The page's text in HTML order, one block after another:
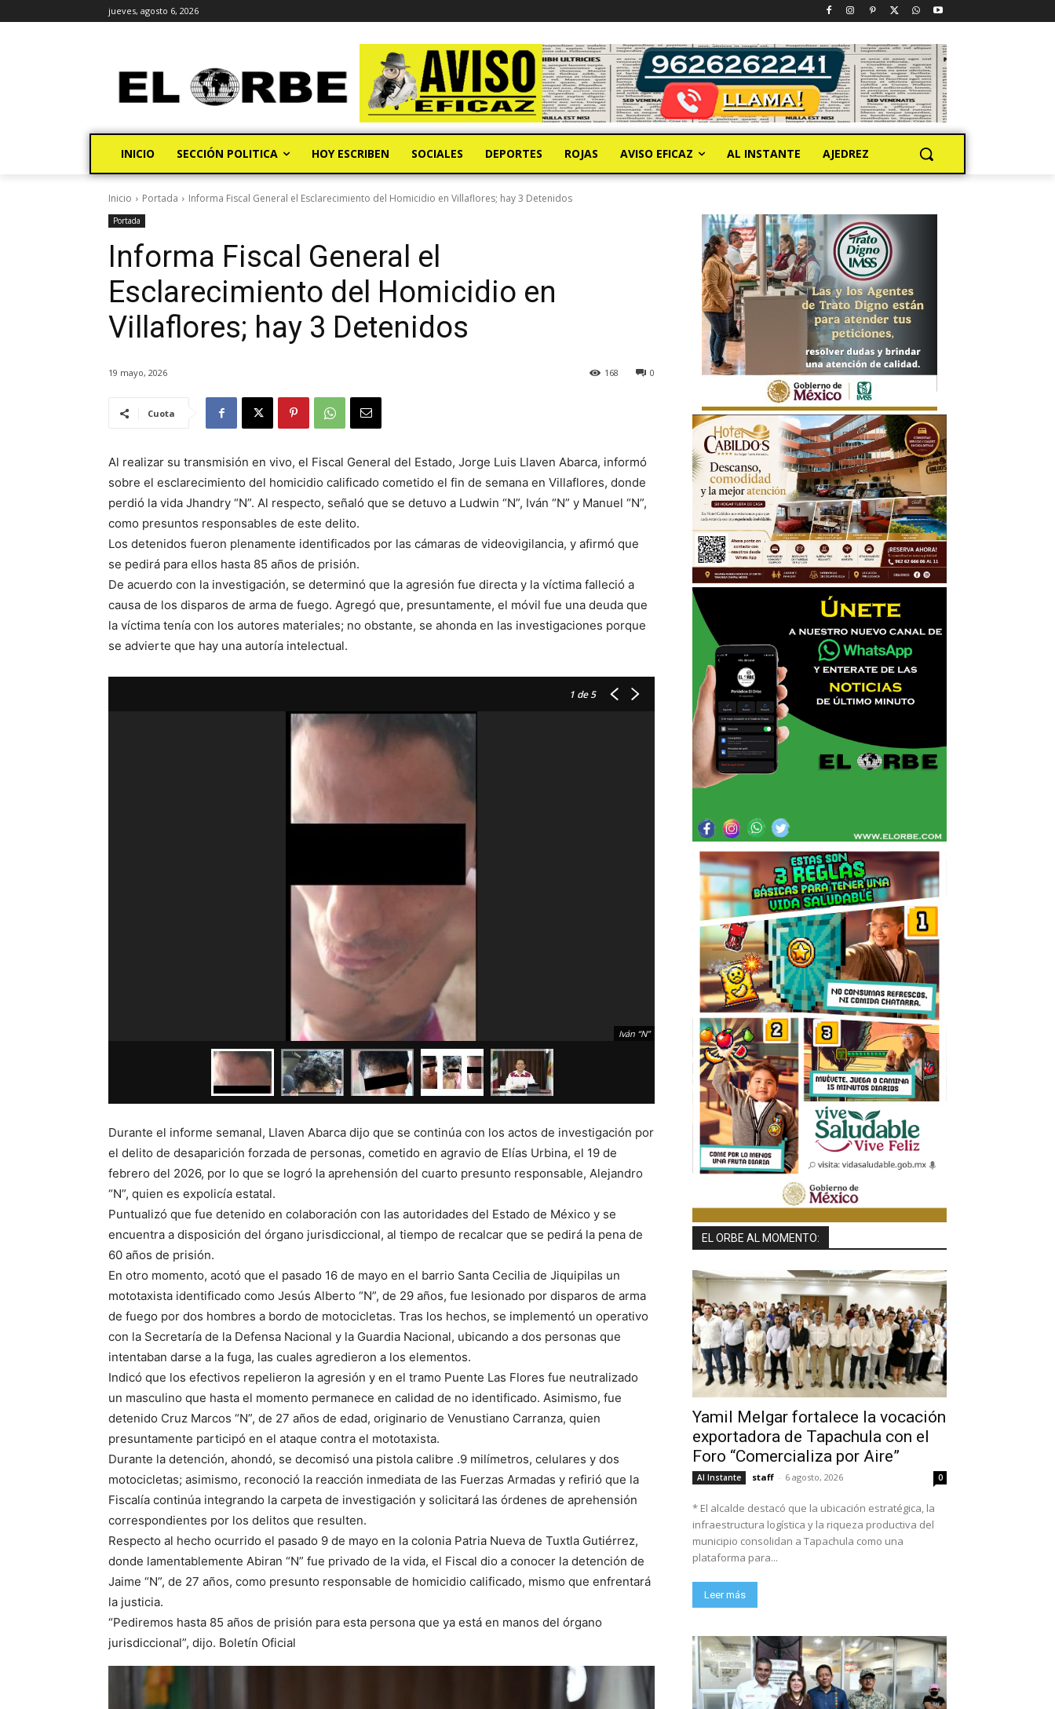
jueves, agosto 6, 2026
INICIO SECCIÓN POLITICA HOY ESCRIBEN SOCIALES DEPORTES ROJAS AVISO EFICAZ AL INSTANTE AJEDREZ
Inicio Portada Informa Fiscal General el Esclarecimiento del Homicidio en Villaflores; hay 3 Detenidos
Portada
Informa Fiscal General el
Esclarecimiento del Homicidio en
Villaflores; hay 3 Detenidos
19 mayo, 2026 0
168
Cuota
Al realizar su transmisión en vivo, el Fiscal General del Estado, Jorge Luis Llaven Abarca, informó
sobre el esclarecimiento del homicidio calificado cometido el fin de semana en Villaflores, donde
perdió la vida Jhandry “N”. Al respecto, señaló que se detuvo a Ludwin “N”, Iván “N” y Manuel “N”,
como presuntos responsables de este delito.
Los detenidos fueron plenamente identificados por las cámaras de videovigilancia, y afirmó que
se pedirá para ellos hasta 85 años de prisión.
De acuerdo con la investigación, se determinó que la agresión fue directa y la víctima falleció a
causa de los disparos de arma de fuego. Agregó que, presuntamente, el móvil fue una deuda que
la víctima tenía con los autores materiales; no obstante, se ahonda en las investigaciones porque
se advierte que hay una autoría intelectual.
1 de 5
Iván “N”
Durante el informe semanal, Llaven Abarca dijo que se continúa con los actos de investigación por
el delito de desaparición forzada de personas, cometido en agravio de Elías Urbina, el 19 de
febrero del 2026, por lo que se logró la aprehensión del cuarto presunto responsable, Alejandro
“N”, quien es expolicía estatal.
Puntualizó que fue detenido en colaboración con las autoridades del Estado de México y se
encuentra a disposición del órgano jurisdiccional, al tiempo de recalcar que se pedirá la pena de
60 años de prisión.
En otro momento, acotó que el pasado 16 de mayo en el barrio Santa Cecilia de Jiquipilas un
mototaxista identificado como Jesús Alberto “N”, de 29 años, fue lesionado por disparos de arma
de fuego por dos hombres a bordo de motocicletas. Tras los hechos, se implementó un operativo
con la Secretaría de la Defensa Nacional y la Guardia Nacional, ubicando a dos personas que
intentaban darse a la fuga, las cuales agredieron a los elementos.
Indicó que los efectivos repelieron la agresión y en el tramo Puente Las Flores fue neutralizado
un masculino que hasta el momento permanece en calidad de no identificado. Asimismo, fue
detenido Cruz Marcos “N”, de 27 años de edad, originario de Venustiano Carranza, quien
presuntamente participó en el ataque contra el mototaxista.
Durante la detención, ahondó, se decomisó una pistola calibre .9 milímetros, celulares y dos
motocicletas; asimismo, reconoció la reacción inmediata de las Fuerzas Armadas y refirió que la
Fiscalía continúa integrando la carpeta de investigación y solicitará las órdenes de aprehensión
correspondientes por los delitos que resulten.
Respecto al hecho ocurrido el pasado 9 de mayo en la colonia Patria Nueva de Tuxtla Gutiérrez,
donde lamentablemente Abiran “N” fue privado de la vida, el Fiscal dio a conocer la detención de
Jaime “N”, de 27 años, como presunto responsable de homicidio calificado, mismo que enfrentará
la justicia.
“Pediremos hasta 85 años de prisión para esta persona que ya está en manos del órgano
jurisdiccional”, dijo. Boletín Oficial
EL ORBE AL MOMENTO:
Yamil Melgar fortalece la vocación
exportadora de Tapachula con el
Foro “Comercializa por Aire”
Al Instante staff - 6 agosto, 2026 0
* El alcalde destacó que la ubicación estratégica, la
infraestructura logística y la riqueza productiva del
municipio consolidan a Tapachula como una
plataforma para...
Leer más